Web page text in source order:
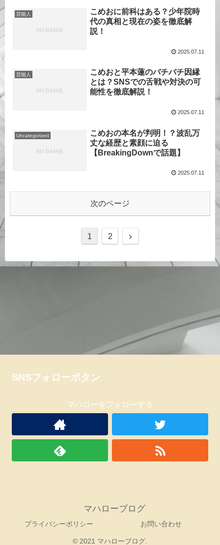
芸能人
こめおに前科はある？少年院時
代の真相と現在の姿を徹底解
説！
2025.07.11
芸能人
こめおと平本蓮のバチバチ因縁
とは？SNSでの舌戦や対決の可
能性を徹底解説！
2025.07.11
Uncategorized
こめおの本名が判明！？波乱万
丈な経歴と素顔に迫る
【BreakingDownで話題】
2025.07.11
次のページ
1 2
SNSフォローボタン
マハローをフォローする
マハローブログ
プライバシーポリシー お問い合わせ
© 2021 マハローブログ.